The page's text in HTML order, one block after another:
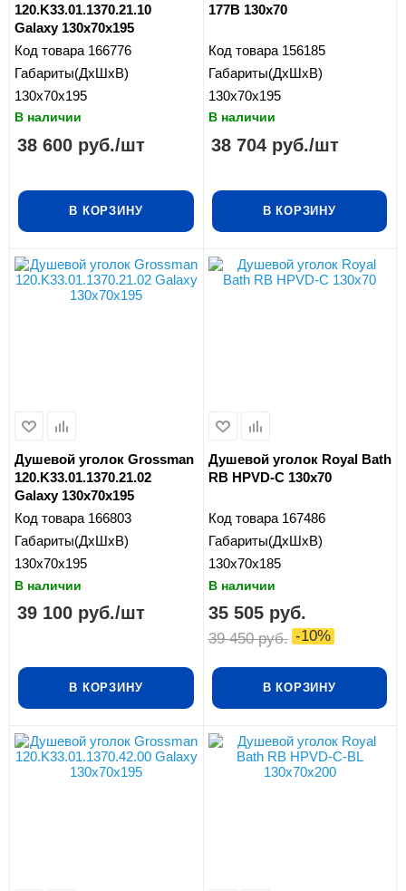
120.K33.01.1370.21.10
Galaxy 130x70x195
Код товара 166776
Габариты(ДхШхВ)
130x70x195
В наличии
38 600 руб./шт
В КОРЗИНУ
177B 130x70
Код товара 156185
Габариты(ДхШхВ)
130x70x195
В наличии
38 704руб./шт
В КОРЗИНУ
Душевой уголок Grossman
120.K33.01.1370.21.02
Galaxy 130x70x195
Код товара 166803
Габариты(ДхШхВ)
130x70x195
В наличии
39 100 руб./шт
В КОРЗИНУ
Душевой уголок Royal Bath
RB HPVD-C 130x70
Код товара 167486
Габариты(ДхШхВ)
130x70x185
В наличии
35 505руб.
39 450руб. -10%
В КОРЗИНУ